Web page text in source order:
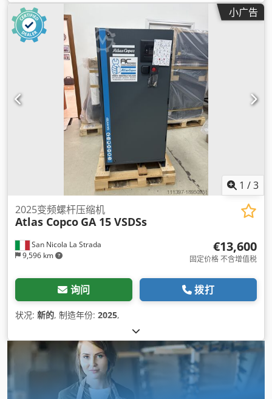
小广告
1 /3
San Nicola La Strada
9,596 km
2025变频螺杆压缩机
Atlas Copco GA 15 VSDSs
€13,600
固定价格 不含增值税
询问 拨打
状况: 新的, 制造年份: 2025,